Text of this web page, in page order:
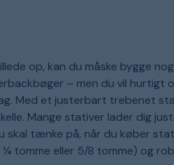
op, kan du måske bygge
– men du vil
Med et justerbart trebenet
Mange stativer lader dig
skal tænke på, når du køber
tomme eller 5/8 tomme) og